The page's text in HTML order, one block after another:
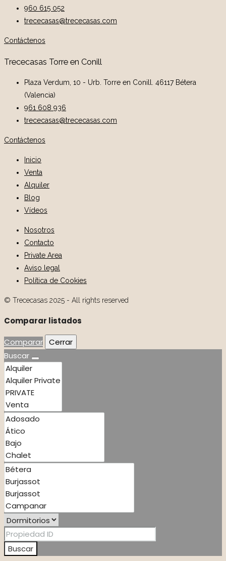
960 615 052
trececasas@trececasas.com
Contáctenos
Trececasas Torre en Conill
Plaza Verdum, 10 - Urb. Torre en Conill. 46117 Bétera
(Valencia)
961 608 936
trececasas@trececasas.com
Contáctenos
Inicio
Venta
Alquiler
Blog
Vídeos
Nosotros
Contacto
Private Area
Aviso legal
Política de Cookies
© Trececasas 2025 - All rights reserved
Comparar listados
Comparar Cerrar
Buscar
Buscar